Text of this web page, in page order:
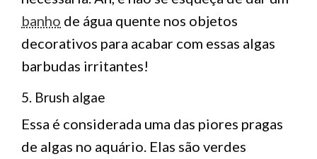
banho de água quente nos objetos
decorativos para acabar com essas algas
barbudas irritantes!
5. Brush algae
Essa é considerada uma das piores pragas
de algas no aquário. Elas são verdes